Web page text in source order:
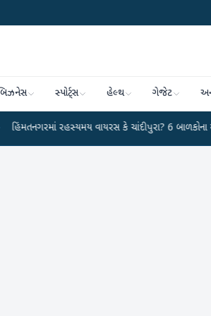
સ્પોર્ટ્સ હેલ્થ ગેજેટ
રહસ્યમય વાયરસ કે ચાંદીપુરા? 6 બાળકોના મોતથી